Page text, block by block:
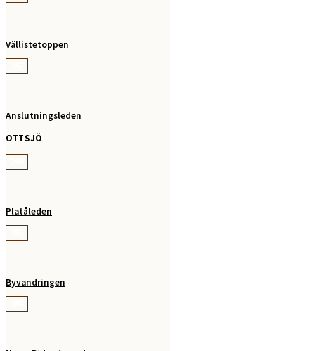
Vällistetoppen
Anslutningsleden
OTTSJÖ
Platåleden
Byvandringen